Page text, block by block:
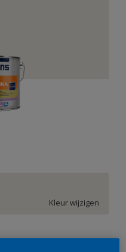
Kleur wijzigen